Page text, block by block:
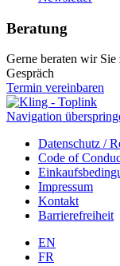
Beratung
Gerne beraten wir
Gespräch
Termin vereinbaren
Navigation
Datenschutz /
Code of
Impressum
Kontakt
Barrierefreiheit
EN
FR